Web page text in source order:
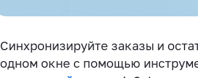
Синхронизируйте заказы и
одном окне с помощью